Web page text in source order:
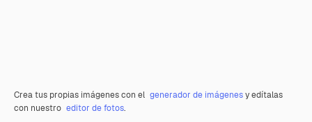
Crea tus propias imágenes con el generador de imágenesy edítalas
con nuestro editor de fotos.